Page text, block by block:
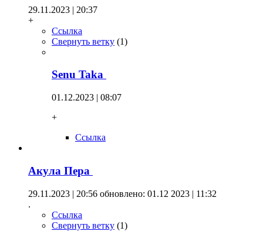
29.11.2023 | 20:37
+
Ссылка
Свернуть ветку (1)
Senu Taka
01.12.2023 | 08:07
+
Ссылка
Акула Пера
29.11.2023 | 20:56 обновлено: 01.12 2023 | 11:32
.
Ссылка
Свернуть ветку (1)